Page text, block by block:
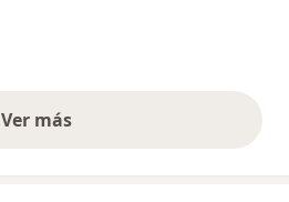
Ver másopiniones anteriores